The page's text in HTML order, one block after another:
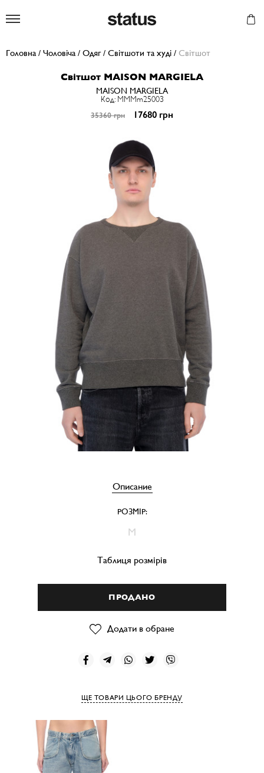
Головна / Чоловіча / Одяг/ Світшоти та худі / Світшот
Світшот MAISON MARGIELA
MAISON MARGIELA
Код: MMMm25003
35360 грн 17680 грн
Описание
РОЗМІР:
M
Таблиця розмірів
ПРОДАНО
Додати в обране
ЩЕ ТОВАРИ ЦЬОГО БРЕНДУ